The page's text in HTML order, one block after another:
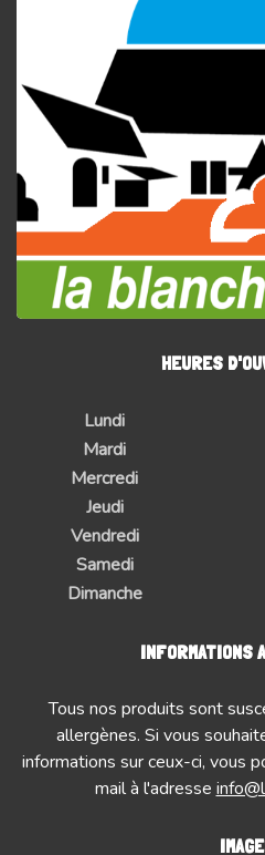
HEURES
Lundi
Mardi
Mercredi
Jeudi
Vendredi
Samedi
Dimanche
INFORMATIONS
Tous nos produits sont
allergènes. Si vous
informations sur ceux-ci, vous
mail à l'adresse